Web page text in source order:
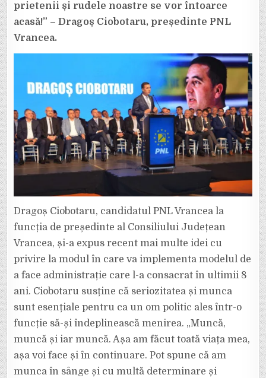
PENTRU
I
READUCE
„MUNCĂ
ȘI
IAR
MUNCĂ.
PROIECTE
ȘI
INVESTIȚII.
SUNT
OBSEDAT
DE
MUNCĂ
ASTA
VOI
FACE
ZI
prietenii și rudele noastre se vor întoarce
acasă!” – Dragoș Ciobotaru, președinte PNL
Vrancea.
Dragoș Ciobotaru, candidatul PNL Vrancea la
funcția de președinte al Consiliului Județean
Vrancea, și-a expus recent mai multe idei cu
privire la modul în care va implementa modelul de
a face administrație care l-a consacrat în ultimii 8
ani. Ciobotaru susține că seriozitatea și munca
sunt esențiale pentru ca un om politic ales într-o
funcție să-și îndeplinească menirea. „Muncă,
muncă și iar muncă. Așa am făcut toată viața mea,
așa voi face și în continuare. Pot spune că am
munca în sânge și cu multă determinare și